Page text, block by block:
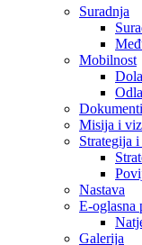
Suradnja
Mobilnost
Dokumenti
Misija i
Strategija
Nastava
E-oglasna
Galerija